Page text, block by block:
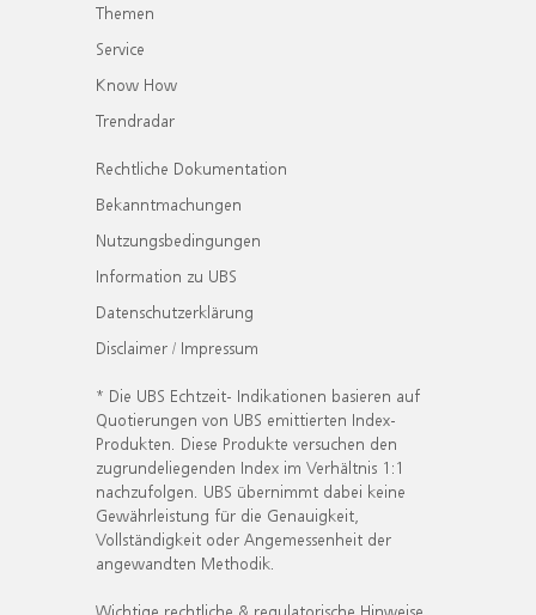
Themen
Service
Know How
Trendradar
Rechtliche Dokumentation
Bekanntmachungen
Nutzungsbedingungen
Information zu UBS
Datenschutzerklärung
Disclaimer / Impressum
* Die UBS Echtzeit- Indikationen basieren auf
Quotierungen von UBS emittierten Index-
Produkten. Diese Produkte versuchen den
zugrundeliegenden Index im Verhältnis 1:1
nachzufolgen. UBS übernimmt dabei keine
Gewährleistung für die Genauigkeit,
Vollständigkeit oder Angemessenheit der
angewandten Methodik.